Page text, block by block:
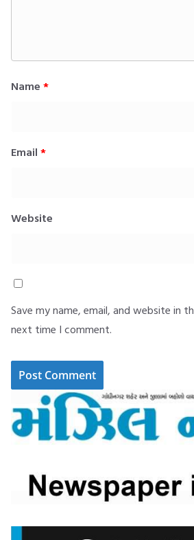
Name *
Email *
Website
Save my name, email, and website in
next time I comment.